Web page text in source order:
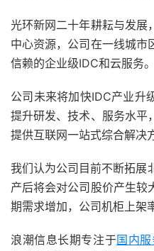
光环新网二十年耕耘与发展
中心资源，公司在一线城市
信赖的企业级IDC和云服务。
公司未来将加快IDC产业升
提升研发、技术、服务水平
提供互联网一站式综合解决
我们认为公司目前不断拓展
产后将会对公司股价产生较
期需求增加，公司机柜上架
浪潮信息长期专注于国内